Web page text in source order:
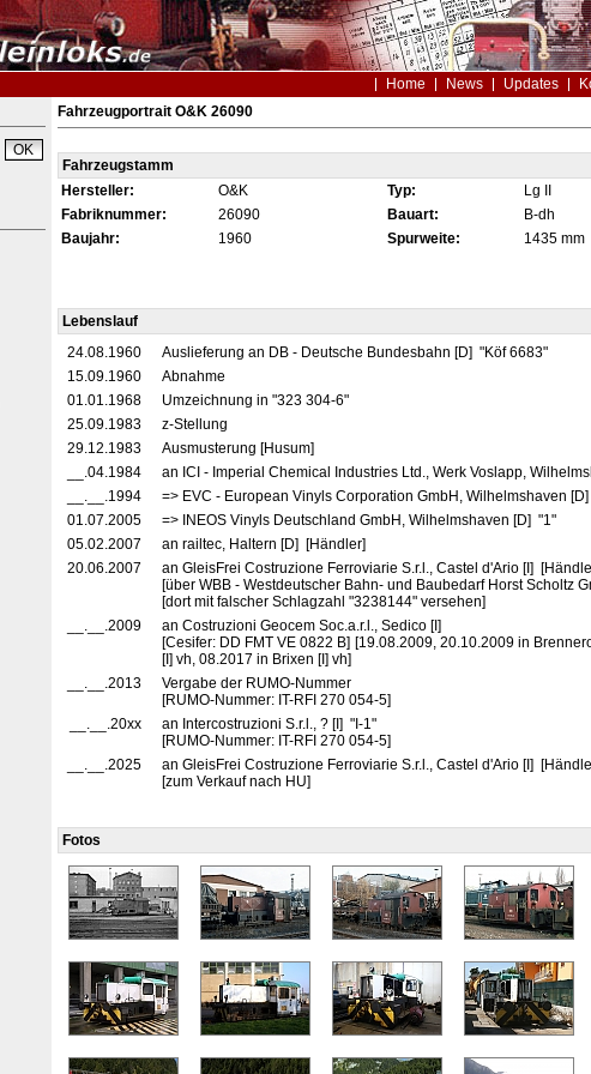
Home News Updates
Fahrzeugportrait O&K 26090
Fahrzeugstamm
Hersteller:
O&K Typ: Lg II
Fabriknummer:
26090 Bauart: B-dh
Baujahr:
1960 Spurweite:
1435 mm
Lebenslauf
24.08.1960
Auslieferung an DB - Deutsche Bundesbahn [D] "Köf 6683"
15.09.1960
Abnahme
01.01.1968
Umzeichnung in "323 304-6"
25.09.1983
z-Stellung
29.12.1983
Ausmusterung [Husum]
__.04.1984
an ICI - Imperial Chemical Industries Ltd., Werk Voslapp,
__.__.1994
=> EVC - European Vinyls Corporation GmbH, Wilhelmshaven
01.07.2005
=> INEOS Vinyls Deutschland GmbH, Wilhelmshaven [D] "1"
05.02.2007
an railtec, Haltern [D] [Händler]
20.06.2007
an GleisFrei Costruzione Ferroviarie S.r.l., Castel d'Ario [I]
[über WBB - Westdeutscher Bahn- und Baubedarf Horst Scholtz
[dort mit falscher Schlagzahl "3238144" versehen]
__.__.2009
an Costruzioni Geocem Soc.a.r.l., Sedico [I]
[Cesifer: DD FMT VE 0822 B] [19.08.2009, 20.10.2009 in
[I] vh, 08.2017 in Brixen [I] vh]
__.__.2013
Vergabe der RUMO-Nummer
[RUMO-Nummer: IT-RFI 270 054-5]
__.__.20xx
an Intercostruzioni S.r.l., ? [I] "I-1"
[RUMO-Nummer: IT-RFI 270 054-5]
__.__.2025
an GleisFrei Costruzione Ferroviarie S.r.l., Castel d'Ario [I]
[zum Verkauf nach HU]
Fotos